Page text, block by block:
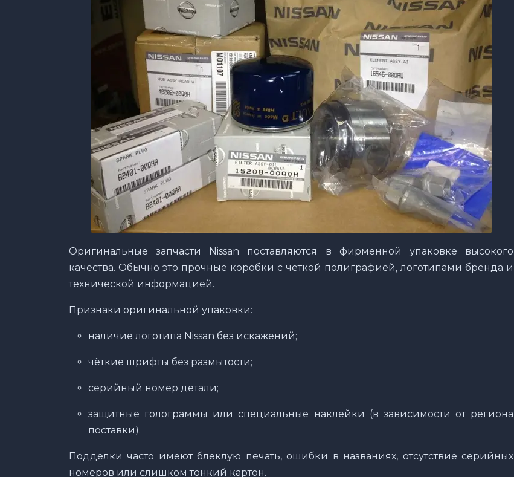
Оригинальные запчасти Nissan поставляются в фирменной упаковке высокого
качества. Обычно это прочные коробки с чёткой полиграфией, логотипами бренда и
технической информацией.
Признаки оригинальной упаковки:
наличие логотипа Nissan без искажений;
чёткие шрифты без размытости;
серийный номер детали;
защитные голограммы или специальные наклейки (в зависимости от региона
поставки).
Подделки часто имеют блеклую печать, ошибки в названиях, отсутствие серийных
номеров или слишком тонкий картон.